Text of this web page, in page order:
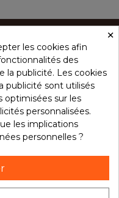
×
les cookies afin
des
la publicité. Les cookies
publicité sont utilisés
optimisées sur les
personnalisées.
les implications
personnelles ?